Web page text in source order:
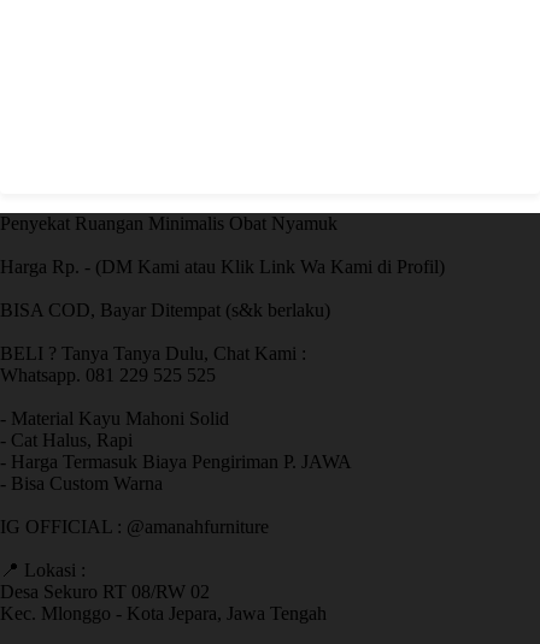
Penyekat Ruangan Minimalis Obat Nyamuk
Harga Rp. - (DM Kami atau Klik Link Wa Kami di Profil)
BISA COD, Bayar Ditempat (s&k berlaku)
BELI ? Tanya Tanya Dulu, Chat Kami :
Whatsapp. 081 229 525 525
- Material Kayu Mahoni Solid
- Cat Halus, Rapi
- Harga Termasuk Biaya Pengiriman P. JAWA
- Bisa Custom Warna
IG OFFICIAL : @amanahfurniture
📍 Lokasi :
Desa Sekuro RT 08/RW 02
Kec. Mlonggo - Kota Jepara, Jawa Tengah